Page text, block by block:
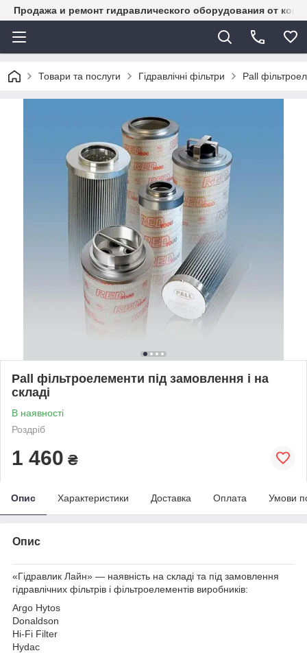
Продажа и ремонт гидравлического оборудования от
Товари та послуги Гідравлічні фільтри Pall
Pall фільтроелементи під замовлення і на
складі
В наявності
Роздріб
1 460 ₴
Опис Характеристики Доставка Оплата Умови
Опис
«Гідравлик Лайн» — наявність на складі та під замовлення
гідравлічних фільтрів і фільтроелементів виробників:
Argo Hytos
Donaldson
Hi-Fi Filter
Hydac